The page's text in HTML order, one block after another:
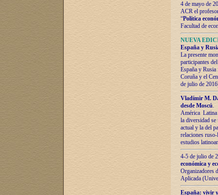
4 de mayo de
ACR el
“Política
Facultad de
NUEVA
España y
La presente
participantes
España y
Coruña y el
de julio de
Vladímir М.
desde Moscú.
América Latina
la diversidad
actual у lа del
relaciones
estudios
4-5 de julio de
económica y
Organizadores
Aplicada
España: vivir